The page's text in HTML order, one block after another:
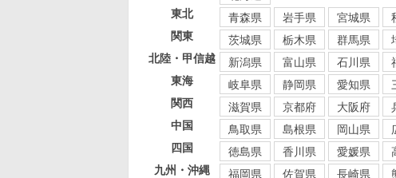
東北
青森県 岩手県 宮城県
関東
茨城県 栃木県 群馬県
北陸・甲信越
新潟県 富山県 石川県
東海
岐阜県 静岡県 愛知県
関西
滋賀県 京都府 大阪府
中国
鳥取県 島根県 岡山県
四国
徳島県 香川県 愛媛県
九州・沖縄
福岡県 佐賀県 長崎県